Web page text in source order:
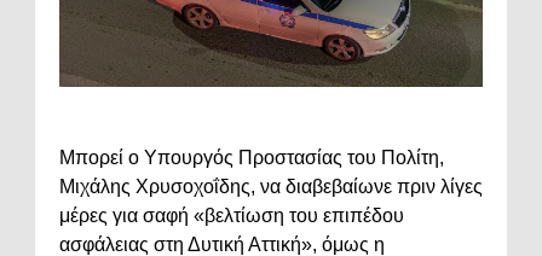
Μπορεί ο Υπουργός Προστασίας του Πολίτη,
Μιχάλης Χρυσοχοΐδης, να διαβεβαίωνε πριν λίγες
μέρες για σαφή «βελτίωση του επιπέδου
ασφάλειας στη Δυτική Αττική», όμως η